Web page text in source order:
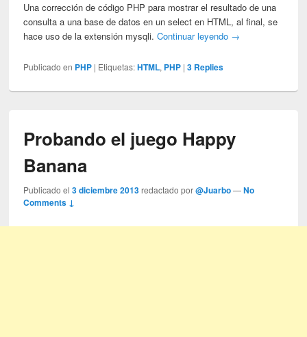
Una corrección de código PHP para mostrar el resultado de una
consulta a una base de datos en un select en HTML, al final, se
hace uso de la extensión mysqli.Continuar leyendo →
Publicado en PHP | Etiquetas: HTML, PHP |3 Replies
Probando el juego Happy
Banana
Publicado el3 diciembre 2013 redactado por@Juarbo —No
Comments ↓